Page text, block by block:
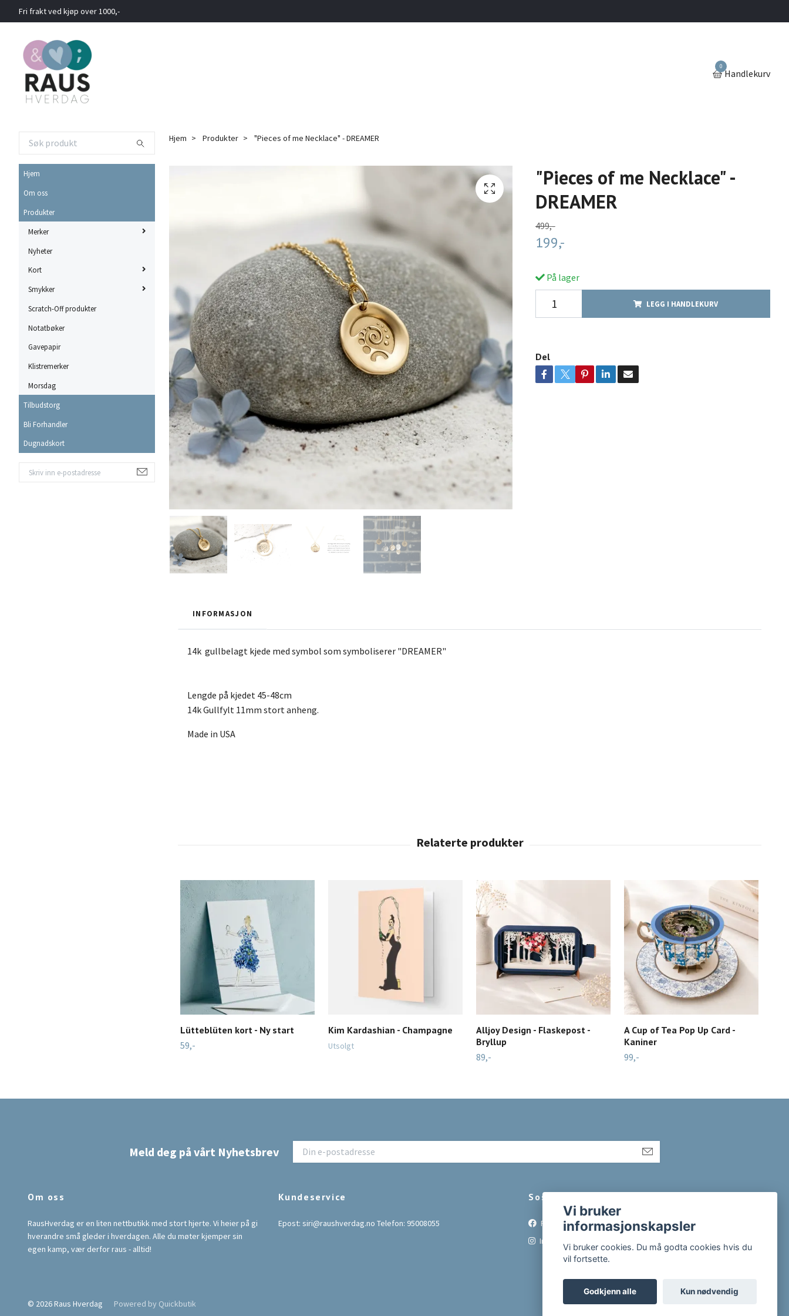
Fri frakt ved kjøp over 1000,-
0
Handlekurv
Hjem
Om oss
Produkter
Merker
Nyheter
Kort
Smykker
Scratch-Off produkter
Notatbøker
Gavepapir
Klistremerker
Morsdag
Tilbudstorg
Bli Forhandler
Dugnadskort
Hjem Produkter "Pieces of me Necklace" - DREAMER
"Pieces of me Necklace" -
DREAMER
499,-
199,-
På lager
LEGG I HANDLEKURV
Del
INFORMASJON
14k gullbelagt kjede med symbol som symboliserer "DREAMER"
Lengde på kjedet 45-48cm
14k Gullfylt 11mm stort anheng.
Made in USA
Lütteblüten kort - Ny start
59,-
Kim Kardashian - Champagne
Utsolgt
Alljoy Design - Flaskepost -
Bryllup
89,-
A Cup of Tea Pop Up Card -
Kaniner
99,-
Meld deg på vårt Nyhetsbrev
Om oss
RausHverdag er en liten nettbutikk med stort hjerte. Vi heier på gi
hverandre små gleder i hverdagen. Alle du møter kjemper sin
egen kamp, vær derfor raus - alltid!
Kundeservice
Epost: siri@raushverdag.no Telefon: 95008055
Sosiale medier
Facebook
Instagram
© 2026 Raus Hverdag Powered by Quickbutik
Vi bruker
informasjonskapsler
Vi bruker cookies. Du må godta cookies hvis du
vil fortsette.
Godkjenn alle Kun nødvendig